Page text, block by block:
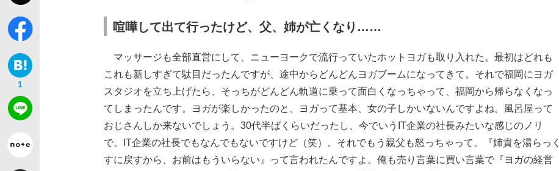
1
喧嘩して出て行ったけど、父、姉が亡くなり……
マッサージも全部直営にして、ニューヨークで流行っていたホットヨガも取り入れた。最初はどれも
これも新しすぎて駄目だったんですが、途中からどんどんヨガブームになってきて。それで福岡にヨガ
スタジオを立ち上げたら、そっちがどんどん軌道に乗って面白くなっちゃって、福岡から帰らなくなっ
てしまったんです。ヨガが楽しかったのと、ヨガって基本、女の子しかいないんですよね。風呂屋って
おじさんしか来ないでしょう。30代半ばくらいだったし、今でいうIT企業の社長みたいな感じのノリ
で。IT企業の社長でもなんでもないですけど（笑）。それでもう親父も怒っちゃって。『姉貴を湯らっく
すに戻すから、お前はもういらない』って言われたんですよ。俺も売り言葉に買い言葉で『ヨガの経営